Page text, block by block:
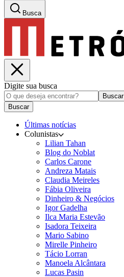
Busca
Digite sua busca
Buscar
Buscar
Últimas notícias
Colunistas
Lilian Tahan
Blog do Noblat
Carlos Carone
Andreza Matais
Claudia Meireles
Fábia Oliveira
Dinheiro & Negócios
Igor Gadelha
Ilca Maria Estevão
Isadora Teixeira
Mario Sabino
Mirelle Pinheiro
Tácio Lorran
Manoela Alcântara
Lucas Pasin